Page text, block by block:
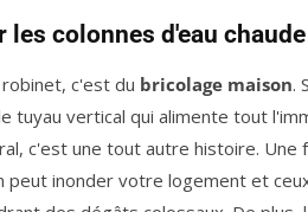
les colonnes d'eau
c'est du bricolage maison.
tuyau vertical qui alimente tout
c'est une tout autre histoire. Une
peut inonder votre logement et